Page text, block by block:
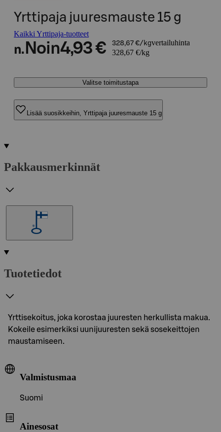
Yrttipaja juuresmauste 15 g
Kaikki Yrttipaja-tuotteet
n. Noin4,93 € 328,67 €/kgvertailuhinta
328,67 €/kg
Valitse toimitustapa
Lisää suosikkeihin, Yrttipaja juuresmauste 15 g
Pakkausmerkinnät
Tuotetiedot
Yrttisekoitus, joka korostaa juuresten herkullista makua.
Kokeile esimerkiksi uunijuuresten sekä sosekeittojen
maustamiseen.
Valmistusmaa
Suomi
Ainesosat